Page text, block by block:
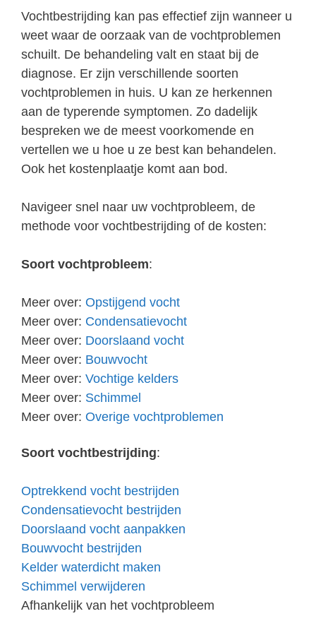
Vochtbestrijding kan pas effectief zijn wanneer u
weet waar de oorzaak van de vochtproblemen
schuilt. De behandeling valt en staat bij de
diagnose. Er zijn verschillende soorten
vochtproblemen in huis. U kan ze herkennen
aan de typerende symptomen. Zo dadelijk
bespreken we de meest voorkomende en
vertellen we u hoe u ze best kan behandelen.
Ook het kostenplaatje komt aan bod.
Navigeer snel naar uw vochtprobleem, de
methode voor vochtbestrijding of de kosten:
Soort vochtprobleem:
Meer over: Opstijgend vocht
Meer over: Condensatievocht
Meer over: Doorslaand vocht
Meer over: Bouwvocht
Meer over: Vochtige kelders
Meer over: Schimmel
Meer over: Overige vochtproblemen
Soort vochtbestrijding:
Optrekkend vocht bestrijden
Condensatievocht bestrijden
Doorslaand vocht aanpakken
Bouwvocht bestrijden
Kelder waterdicht maken
Schimmel verwijderen
Afhankelijk van het vochtprobleem